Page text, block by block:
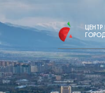
ЦЕНТР